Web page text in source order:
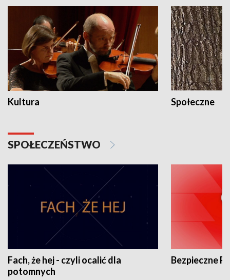
Kultura Społeczne
SPOŁECZEŃSTWO
Fach, że hej - czyli ocalić dla
potomnych
Bezpieczne